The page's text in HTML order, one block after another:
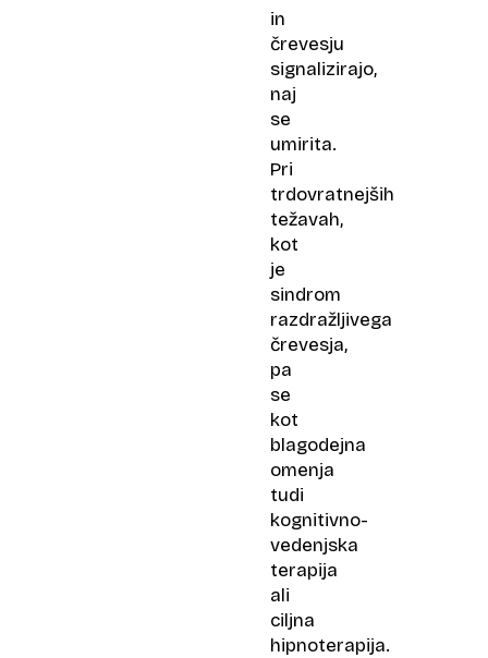
in
črevesju
signalizirajo,
naj
se
umirita.
Pri
trdovratnejših
težavah,
kot
je
sindrom
razdražljivega
črevesja,
pa
se
kot
blagodejna
omenja
tudi
kognitivno-
vedenjska
terapija
ali
ciljna
hipnoterapija.